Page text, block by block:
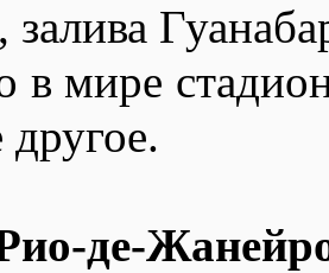
в мире
де-